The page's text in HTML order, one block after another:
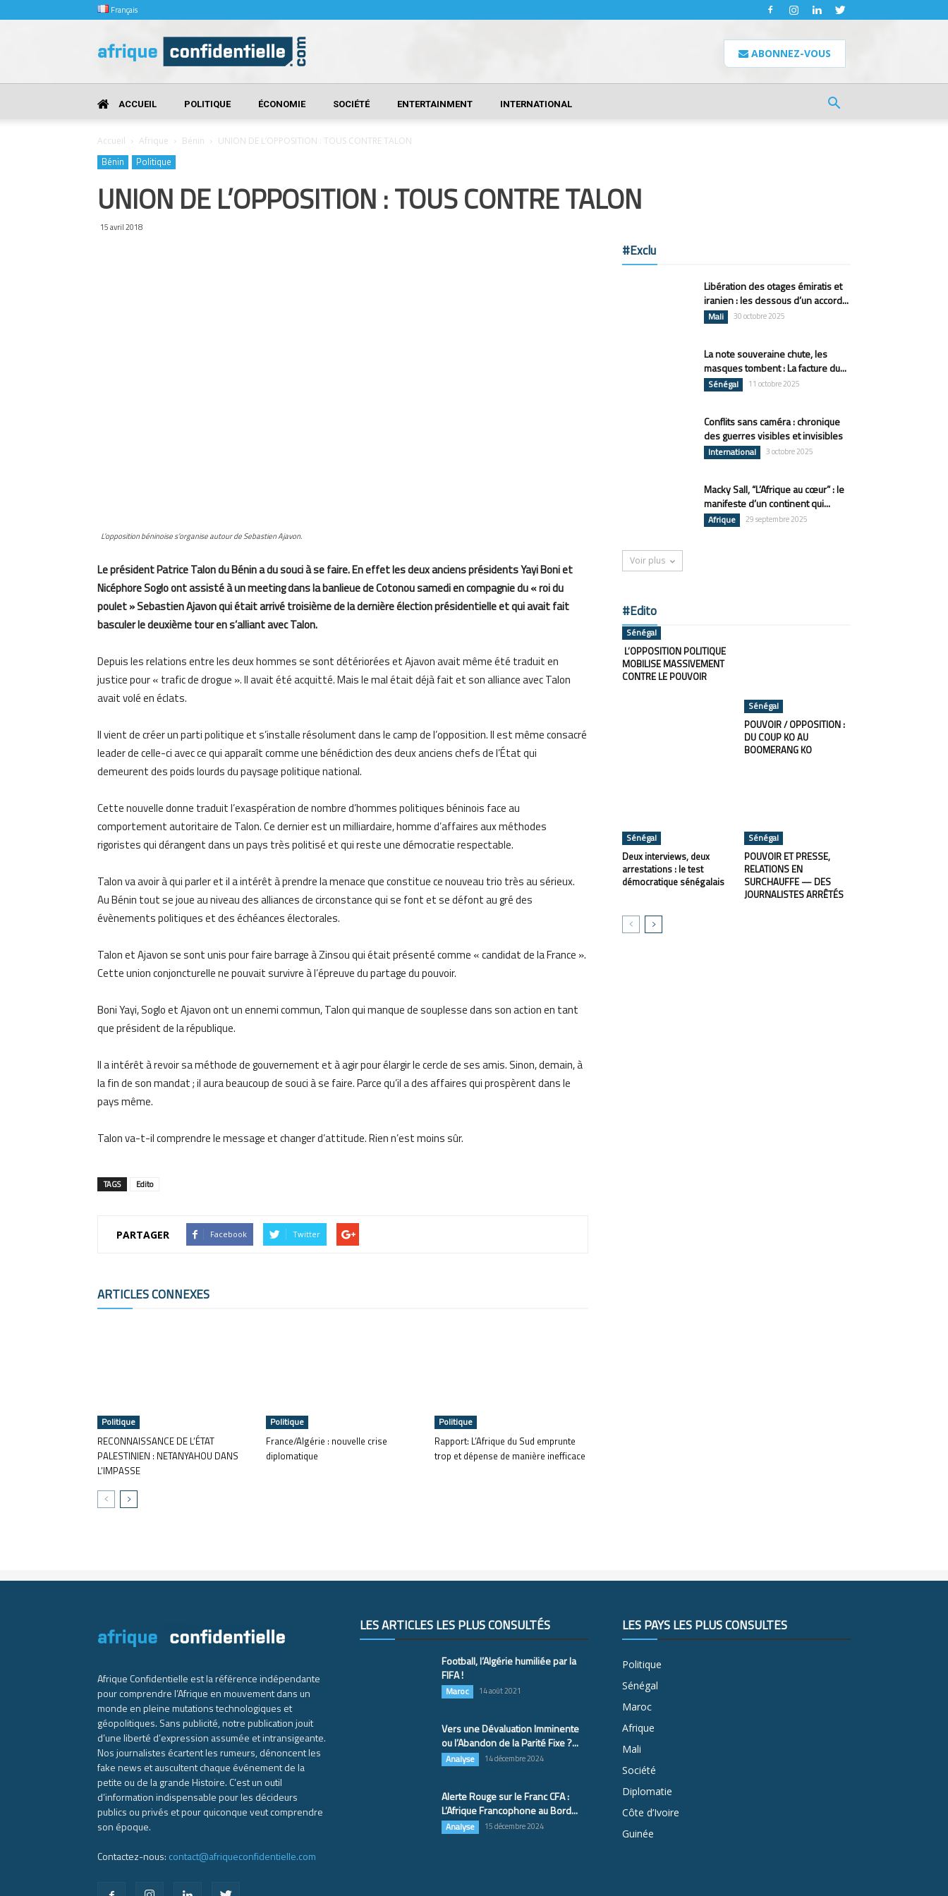
Français
Confidentielle
ABONNEZ-VOUS
ACCUEIL POLITIQUE ÉCONOMIE SOCIÉTÉ ENTERTAINMENT INTERNATIONAL
Accueil Afrique Bénin UNION DE L’OPPOSITION : TOUS CONTRE TALON
Bénin Politique
UNION DE L’OPPOSITION : TOUS CONTRE TALON
15 avril 2018
L’opposition béninoise s’organise autour de Sebastien Ajavon.
Le président Patrice Talon du Bénin a du souci à se faire. En effet les deux anciens présidents Yayi Boni et
Nicéphore Soglo ont assisté à un meeting dans la banlieue de Cotonou samedi en compagnie du « roi du
poulet » Sebastien Ajavon qui était arrivé troisième de la dernière élection présidentielle et qui avait fait
basculer le deuxième tour en s’alliant avec Talon.
Depuis les relations entre les deux hommes se sont détériorées et Ajavon avait même été traduit en
justice pour « trafic de drogue ». Il avait été acquitté. Mais le mal était déjà fait et son alliance avec Talon
avait volé en éclats.
Il vient de créer un parti politique et s’installe résolument dans le camp de l’opposition. Il est même consacré
leader de celle-ci avec ce qui apparaît comme une bénédiction des deux anciens chefs de l’État qui
demeurent des poids lourds du paysage politique national.
Cette nouvelle donne traduit l’exaspération de nombre d’hommes politiques béninois face au
comportement autoritaire de Talon. Ce dernier est un milliardaire, homme d’affaires aux méthodes
rigoristes qui dérangent dans un pays très politisé et qui reste une démocratie respectable.
Talon va avoir à qui parler et il a intérêt à prendre la menace que constitue ce nouveau trio très au sérieux.
Au Bénin tout se joue au niveau des alliances de circonstance qui se font et se défont au gré des
évènements politiques et des échéances électorales.
Talon et Ajavon se sont unis pour faire barrage à Zinsou qui était présenté comme « candidat de la France ».
Cette union conjoncturelle ne pouvait survivre à l’épreuve du partage du pouvoir.
Boni Yayi, Soglo et Ajavon ont un ennemi commun, Talon qui manque de souplesse dans son action en tant
que président de la république.
Il a intérêt à revoir sa méthode de gouvernement et à agir pour élargir le cercle de ses amis. Sinon, demain, à
la fin de son mandat ; il aura beaucoup de souci à se faire. Parce qu’il a des affaires qui prospèrent dans le
pays même.
Talon va-t-il comprendre le message et changer d’attitude. Rien n’est moins sûr.
TAGS Edito
PARTAGER Facebook Twitter
ARTICLES CONNEXES
Politique
RECONNAISSANCE DE L’ÉTAT
PALESTINIEN : NETANYAHOU DANS
L’IMPASSE
Politique
France/Algérie : nouvelle crise
diplomatique
Politique
Rapport: L’Afrique du Sud emprunte
trop et dépense de manière inefficace
#Exclu
Libération des otages émiratis et
iranien : les dessous d’un accord...
Mali 30 octobre 2025
La note souveraine chute, les
masques tombent : La facture du...
Sénégal 11 octobre 2025
Conflits sans caméra : chronique
des guerres visibles et invisibles
International 3 octobre 2025
Macky Sall, “L’Afrique au cœur” : le
manifeste d’un continent qui...
Afrique 29 septembre 2025
Voir plus
#Edito
Sénégal
L’OPPOSITION POLITIQUE
MOBILISE MASSIVEMENT
CONTRE LE POUVOIR
Sénégal
POUVOIR / OPPOSITION :
DU COUP KO AU
BOOMERANG KO
Sénégal
Deux interviews, deux
arrestations : le test
démocratique sénégalais
Sénégal
POUVOIR ET PRESSE,
RELATIONS EN
SURCHAUFFE — DES
JOURNALISTES ARRÊTÉS
Afrique Confidentielle est la référence indépendante
pour comprendre l’Afrique en mouvement dans un
monde en pleine mutations technologiques et
géopolitiques. Sans publicité, notre publication jouit
d’une liberté d’expression assumée et intransigeante.
Nos journalistes écartent les rumeurs, dénoncent les
fake news et auscultent chaque événement de la
petite ou de la grande Histoire. C’est un outil
d’information indispensable pour les décideurs
publics ou privés et pour quiconque veut comprendre
son époque.
Contactez-nous: contact@afriqueconfidentielle.com
LES ARTICLES LES PLUS CONSULTÉS
Football, l’Algérie humiliée par la
FIFA !
Maroc 14 août 2021
Vers une Dévaluation Imminente
ou l’Abandon de la Parité Fixe ?...
Analyse 14 décembre 2024
Alerte Rouge sur le Franc CFA :
L’Afrique Francophone au Bord...
Analyse 15 décembre 2024
LES PAYS LES PLUS CONSULTÉS
Politique
Sénégal
Maroc
Afrique
Mali
Société
Diplomatie
Côte d’Ivoire
Guinée